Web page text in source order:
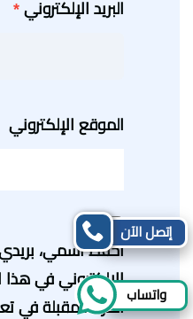
البريد الإلكتروني *
الموقع الإلكتروني
احفظ اسمي، بريدي
الإلكتروني في
المرة المقبلة في
إتصل الآن
واتساب